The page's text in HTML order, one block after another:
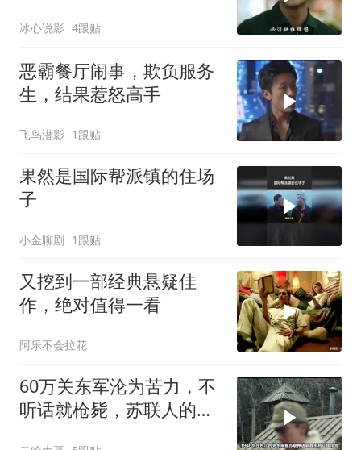
冰心说影 4跟贴
恶霸餐厅闹事，欺负服务
生，结果惹怒高手
飞鸟潜影 1跟贴
果然是国际帮派镇的住场
子
小金聊剧 1跟贴
又挖到一部经典悬疑佳
作，绝对值得一看
阿乐不会拉花
60万关东军沦为苦力，不
听话就枪毙，苏联人的做